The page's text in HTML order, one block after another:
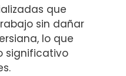
que
sin dañar
lo que
significativo